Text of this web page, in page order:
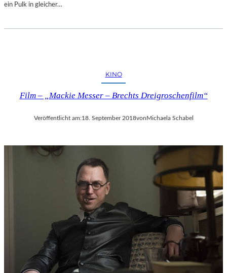
ein Pulk in gleicher…
KINO
Film – „Mackie Messer – Brechts Dreigroschenfilm“
Veröffentlicht am:18. September 2018vonMichaela Schabel